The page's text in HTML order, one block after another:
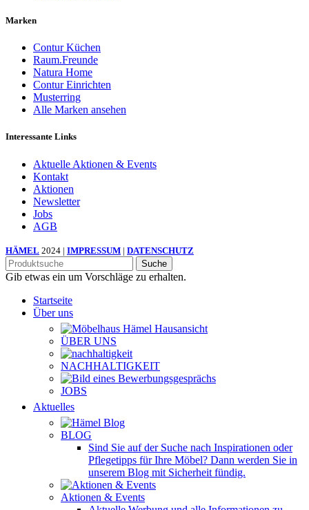
Marken
Contur Küchen
Raum.Freunde
Natura Home
Contur Einrichten
Musterring
Alle Marken ansehen
Interessante Links
Aktuelle Aktionen & Events
Kontakt
Aktionen
Newsletter
Jobs
AGB
HÄMEL 2024 | IMPRESSUM | DATENSCHUTZ
Suche
Gib etwas ein um Vorschläge zu erhalten.
Startseite
Über uns
ÜBER UNS
NACHHALTIGKEIT
JOBS
Aktuelles
BLOG
Sind Sie auf der Suche nach Inspirationen oder
Pflegetipps für Ihre Möbel? Dann werden Sie in
unserem Blog mit Sicherheit fündig.
Aktionen & Events